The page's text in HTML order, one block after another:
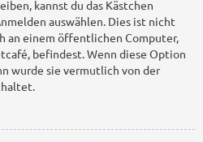
kannst du das Kästchen
auswählen. Dies ist nicht
an einem öffentlichen Computer,
befindest. Wenn diese Option
wurde sie vermutlich von der